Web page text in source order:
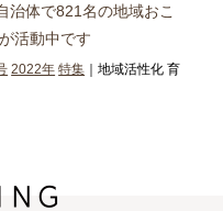
治体で821名の地域おこ
活動中です
2022年 特集 ｜地域活性化 育